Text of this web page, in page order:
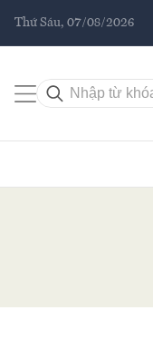
Thứ Sáu, 07/08/2026